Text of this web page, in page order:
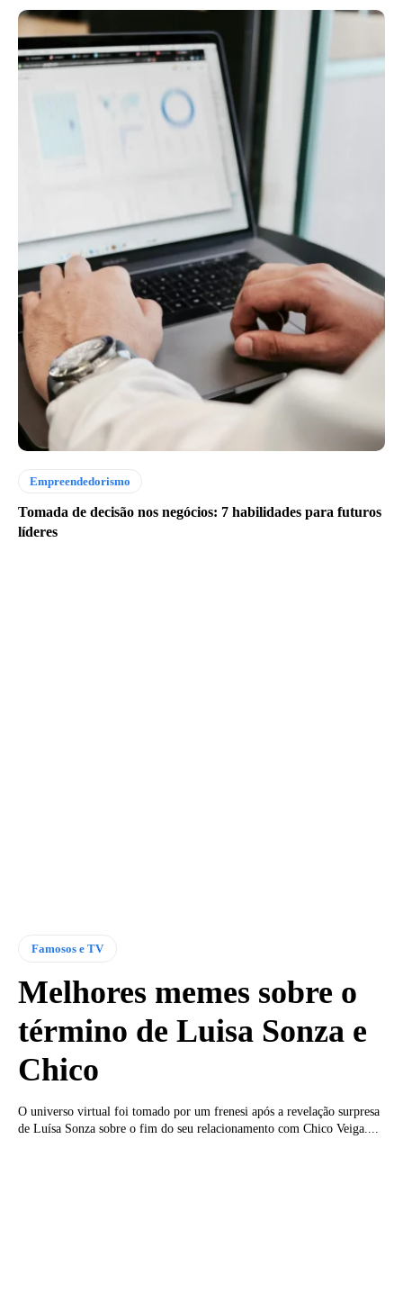
Empreendedorismo
Tomada de decisão nos negócios: 7 habilidades para futuros
líderes
Famosos e TV
Melhores memes sobre o
término de Luisa Sonza e
Chico
O universo virtual foi tomado por um frenesi após a revelação surpresa
de Luísa Sonza sobre o fim do seu relacionamento com Chico Veiga....